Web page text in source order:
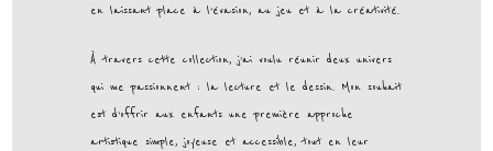
en laissant place à l’évasion, au jeu et à la créativité.
À travers cette collection, j’ai voulu réunir deux univers
qui me passionnent : la lecture et le dessin. Mon souhait
est d’offrir aux enfants une première approche
artistique simple, joyeuse et accessible, tout en leur